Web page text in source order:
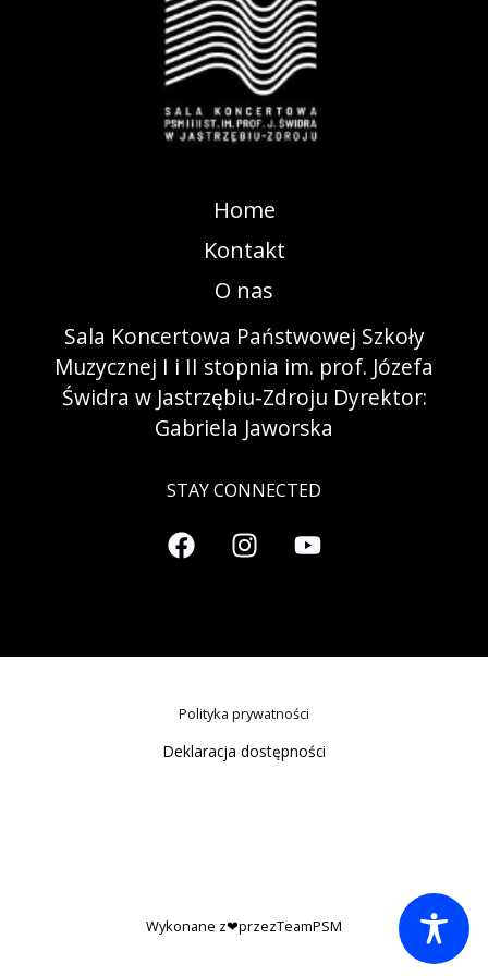
Home
Kontakt
O nas
Sala Koncertowa Państwowej Szkoły
Muzycznej I i II stopnia im. prof. Józefa
Świdra w Jastrzębiu-Zdroju Dyrektor:
Gabriela Jaworska
STAY CONNECTED
Polityka prywatności
Deklaracja dostępności
Wykonane z❤przezTeamPSM